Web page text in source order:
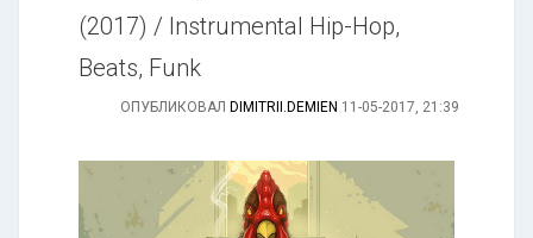
(2017) / Instrumental Hip-Hop,
Beats, Funk
ОПУБЛИКОВАЛ DIMITRII.DEMIEN 11-05-2017, 21:39